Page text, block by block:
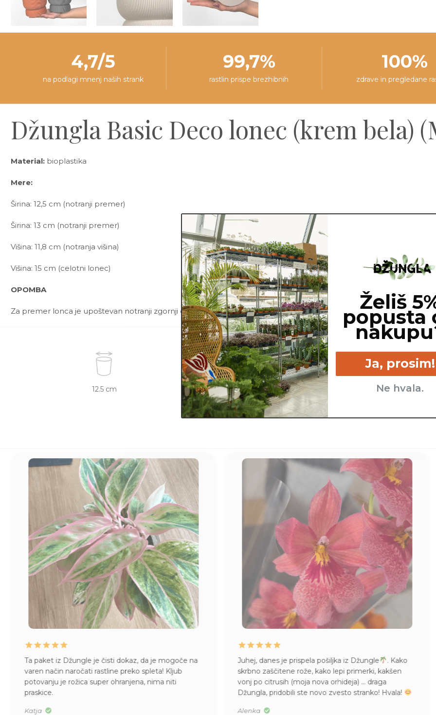
4,7/5
na podlagi mnenj naših strank
99,7%
rastlin prispe brezhibnih
100%
zdrave in pregledane
Džungla Basic Deco lonec (krem bela)
Material: bioplastika
Mere:
Širina: 12,5 cm (notranji premer)
Širina: 13 cm (notranji premer)
Višina: 11,8 cm (notranja višina)
Višina: 15 cm (celotni lonec)
OPOMBA
Za premer lonca je upoštevan notranji zgornji del lonca.
12.5 cm
Ta paket iz Džungle je čisti dokaz, da je mogoče na
varen način naročati rastline preko spleta! Kljub
potovanju je rožica super ohranjena, nima niti
praskice.
Katja
Juhej, danes je prispela pošiljka iz Džungle
. Kako
skrbno zaščitene rože, kako lepi primerki, kakšen
vonj po citrusih (moja nova orhideja) … draga
Džungla, pridobili ste novo zvesto stranko! Hvala!
Alenka
Želiš
popusta
Ja, prosim!
Ne hvala.